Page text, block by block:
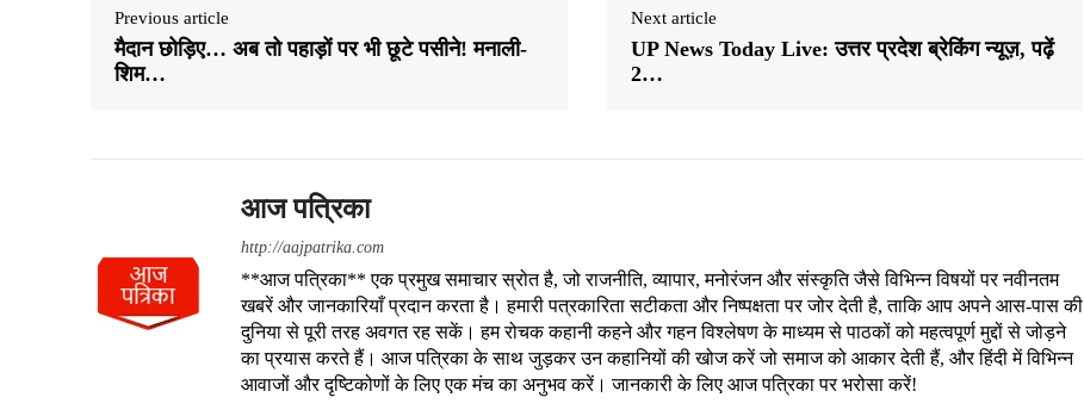
Previous article
मैदान छोड़िए… अब तो पहाड़ों पर भी छूटे पसीने! मनाली-
शिम…
Next article
UP News Today Live: उत्तर प्रदेश ब्रेकिंग न्यूज़, पढ़ें
2…
आज पत्रिका
http://aajpatrika.com
**आज पत्रिका** एक प्रमुख समाचार स्रोत है, जो राजनीति, व्यापार, मनोरंजन और संस्कृति जैसे विभिन्न विषयों पर नवीनतम
खबरें और जानकारियाँ प्रदान करता है। हमारी पत्रकारिता सटीकता और निष्पक्षता पर जोर देती है, ताकि आप अपने आस-पास की
दुनिया से पूरी तरह अवगत रह सकें। हम रोचक कहानी कहने और गहन विश्लेषण के माध्यम से पाठकों को महत्वपूर्ण मुद्दों से जोड़ने
का प्रयास करते हैं। आज पत्रिका के साथ जुड़कर उन कहानियों की खोज करें जो समाज को आकार देती हैं, और हिंदी में विभिन्न
आवाजों और दृष्टिकोणों के लिए एक मंच का अनुभव करें। जानकारी के लिए आज पत्रिका पर भरोसा करें!